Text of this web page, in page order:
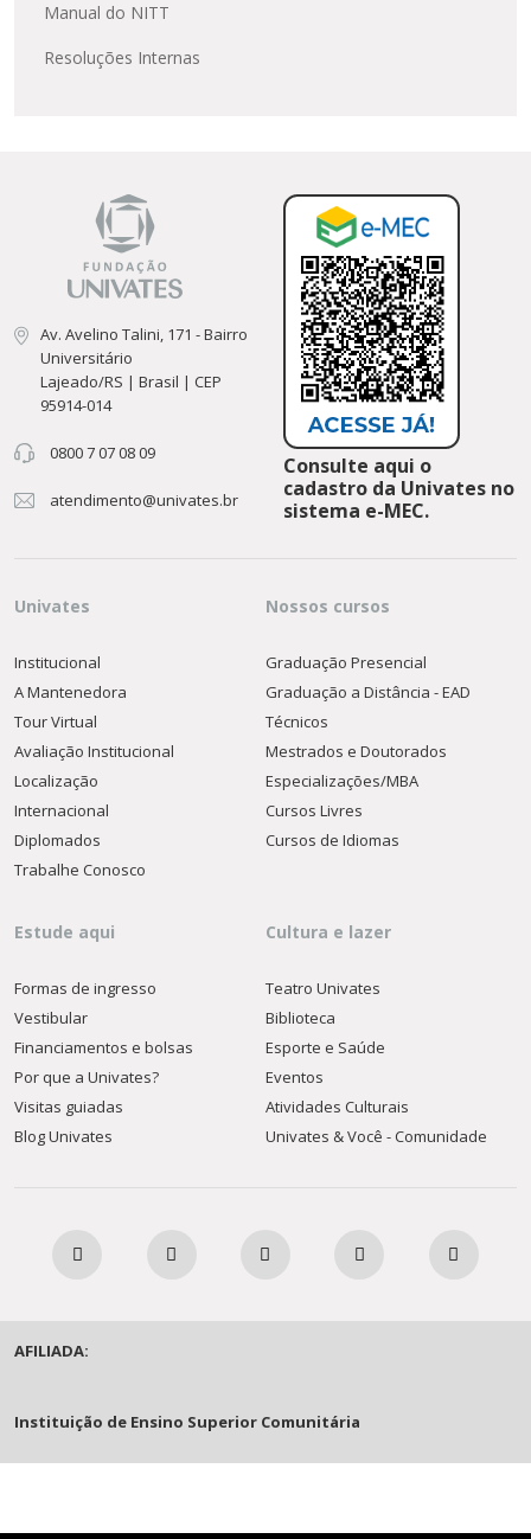
Manual do NITT
Resoluções Internas
Av. Avelino Talini, 171 - Bairro
Universitário
Lajeado/RS | Brasil | CEP
95914-014
0800 7 07 08 09
atendimento@univates.br
Consulte aqui o
cadastro da Univates no
sistema e-MEC.
Univates
Institucional
A Mantenedora
Tour Virtual
Avaliação Institucional
Localização
Internacional
Diplomados
Trabalhe Conosco
Nossos cursos
Graduação Presencial
Graduação a Distância - EAD
Técnicos
Mestrados e Doutorados
Especializações/MBA
Cursos Livres
Cursos de Idiomas
Estude aqui
Formas de ingresso
Vestibular
Financiamentos e bolsas
Por que a Univates?
Visitas guiadas
Blog Univates
Cultura e lazer
Teatro Univates
Biblioteca
Esporte e Saúde
Eventos
Atividades Culturais
Univates & Você - Comunidade
AFILIADA:
Instituição de Ensino Superior Comunitária